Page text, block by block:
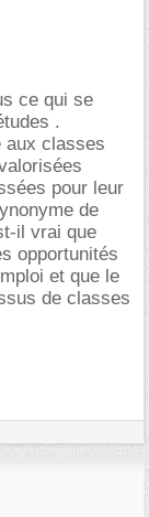
ce qui se
.
aux classes
pour leur
de
il vrai que
opportunités
et que le
de classes